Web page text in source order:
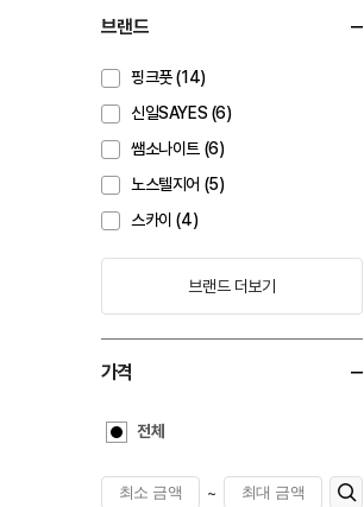
브랜드
핑크풋 (14)
신일SAYES (6)
쌤소나이트 (6)
노스텔지어 (5)
스카이 (4)
브랜드 더보기
가격
전체
~